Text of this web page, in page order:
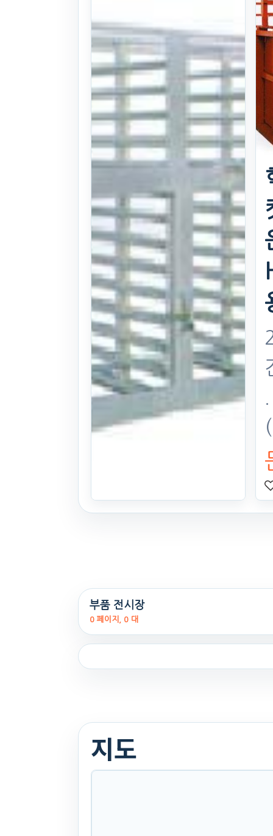
MH60A
+DC150W
모터 탑재
25식((0시간)시
간)
. 219일 전
(1097)
문의
찜하기
S150S(트랙
터용알루미늄)
(1020)
문의
부품 전시장
0 페이지, 0 대
지도